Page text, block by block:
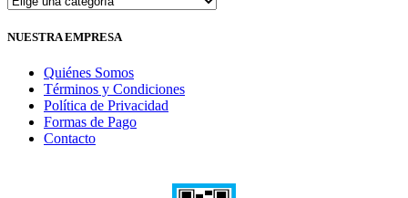
NUESTRA EMPRESA
Quiénes Somos
Términos y Condiciones
Política de Privacidad
Formas de Pago
Contacto